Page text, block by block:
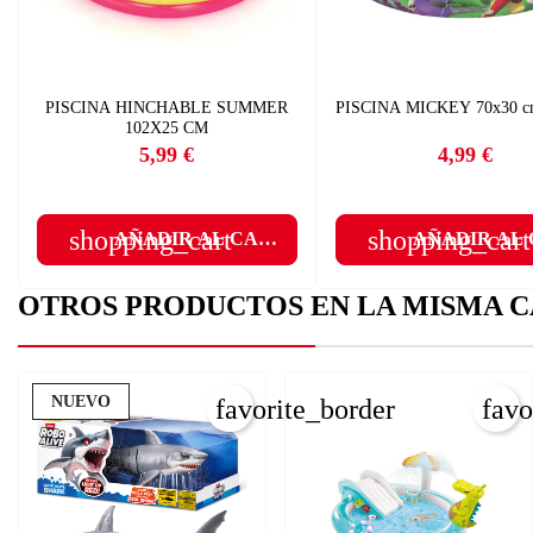
PISCINA HINCHABLE SUMMER
102X25 CM
Precio
5,99 €
shopping_cart
AÑADIR AL CARRITO
PISCINA MICKEY 70x30
Precio
4,99 €
shopping_cart
AÑADIR AL
OTROS PRODUCTOS EN LA MISMA
NUEVO favorite_border